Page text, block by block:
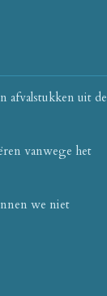
afvalstukken uit de
vanwege het
we niet